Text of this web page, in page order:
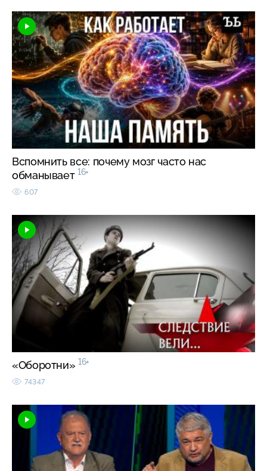
Вспомнить все: почему мозг часто нас
обманывает 16+
607
«Оборотни» 16+
74347